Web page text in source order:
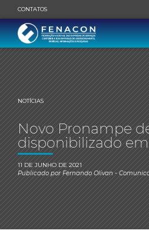
CONTATOS
NOTÍCIAS
Novo Pronampe
disponibilizado
11 DE JUNHO DE 2021
Publicado porFernando Olivan-